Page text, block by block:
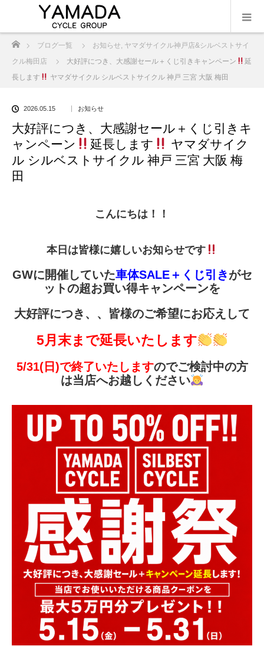
ブログ一覧 お知らせ, ヤマダサイクル神戸店&シルベストサイ
クル梅田店
大好評につき、大感謝セール＋くじ引きキャンペーン
延
長します
ヤマダサイクル シルベストサイクル 神戸 三宮 大阪 梅田
2026.05.15 お知らせ
大好評につき、大感謝セール＋くじ引きキ
ャンペーン
延長します
ヤマダサイク
ル シルベストサイクル 神戸 三宮 大阪 梅
田
こんにちは！！
本日は皆様に嬉しいお知らせです
GWに開催していた車体SALE＋くじ引きがセ
ットの超お買い得キャンペーンを
大好評につき、、皆様のご希望にお応えして
5月末まで延長いたします
5/31(日)で終了いたしますのでご検討中の方
は当店へお越しください